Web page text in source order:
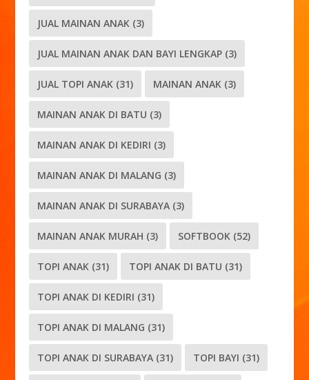
JUAL MAINAN ANAK (3)
JUAL MAINAN ANAK DAN BAYI LENGKAP (3)
JUAL TOPI ANAK (31) MAINAN ANAK (3)
MAINAN ANAK DI BATU (3)
MAINAN ANAK DI KEDIRI (3)
MAINAN ANAK DI MALANG (3)
MAINAN ANAK DI SURABAYA (3)
MAINAN ANAK MURAH (3) SOFTBOOK (52)
TOPI ANAK (31) TOPI ANAK DI BATU (31)
TOPI ANAK DI KEDIRI (31)
TOPI ANAK DI MALANG (31)
TOPI ANAK DI SURABAYA (31) TOPI BAYI (31)